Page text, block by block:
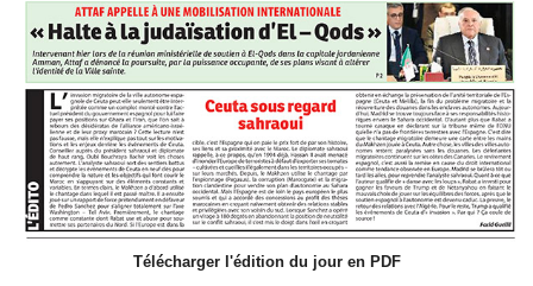
Télécharger l'édition du jour en PDF